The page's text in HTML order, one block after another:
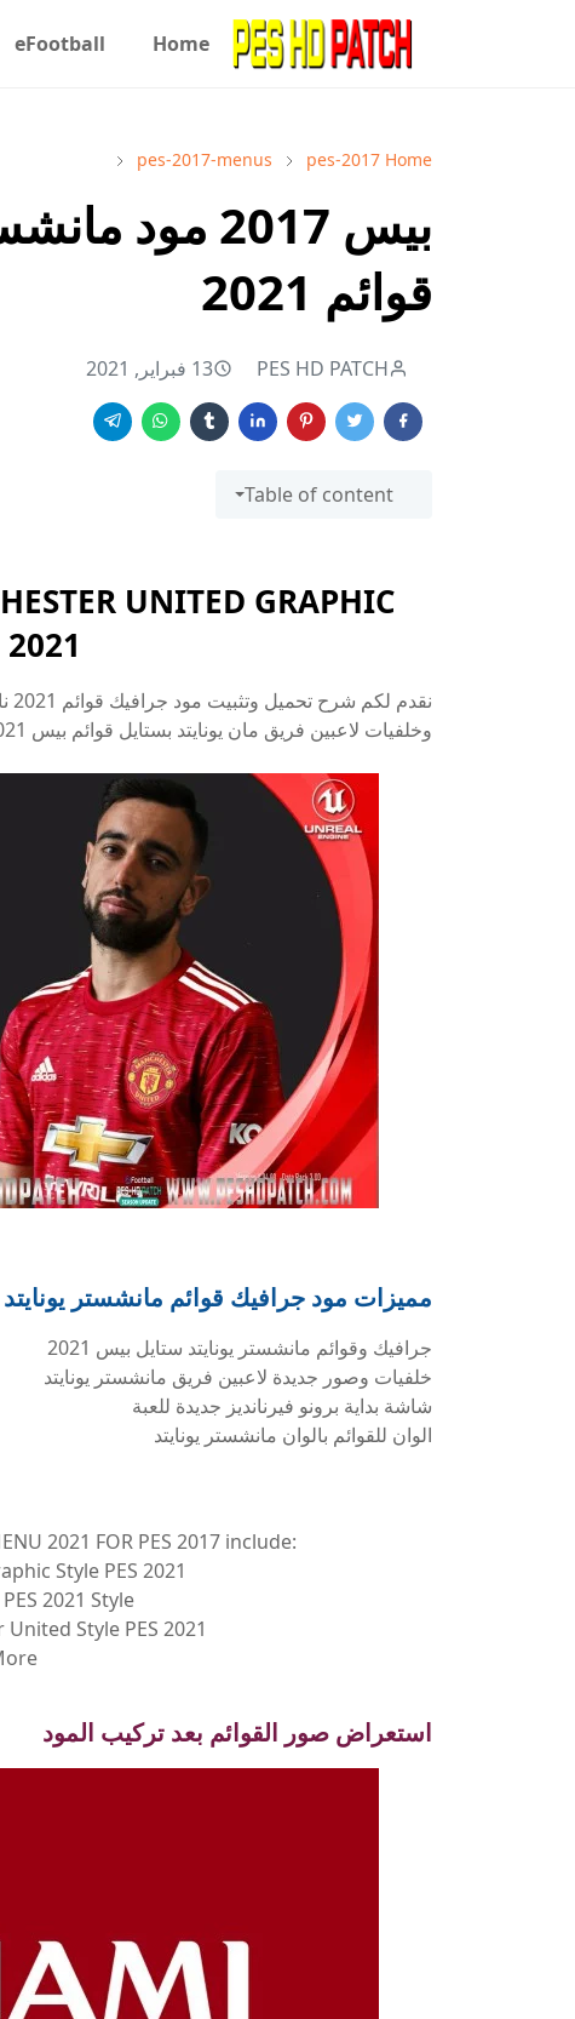
Home
eFootball
Home
pes-2017
pes-2017-menus
بيس 2017 مود
قوائم 2021
PES HD PATCH 13 فبراير, 2021
Table of content
UNITED GRAPHIC
وخلفيات لاعبين فريق مان يونايتد بستايل قوائم بيس 2021.
مميزات مود جرافيك قوائم مانشستر يونايتد 2021
جرافيك وقوائم مانشستر يونايتد ستايل بيس 2021
خلفيات وصور جديدة لاعبين فريق مانشستر يونايتد
شاشة بداية برونو فيرنانديز جديدة للعبة
الوان للقوائم بالوان مانشستر يونايتد
2021 FOR PES 2017 include:
Style PES 2021
2021 Style
Style PES 2021
استعراض صور القوائم بعد تركيب المود